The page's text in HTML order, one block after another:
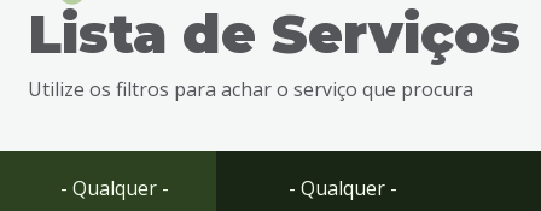
busca
Ir
Lista de Serviços
Utilize os filtros para achar o serviço que procura
- Qualquer - - Qualquer -